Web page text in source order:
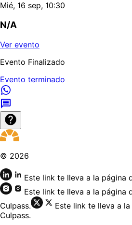
Mié, 16 sep, 10:30
N/A
Ver evento
Evento Finalizado
Evento terminado
© 2026
Este link te lleva a la página
Este link te lleva a la página
Culpass.
Este link te lleva a
Culpass.